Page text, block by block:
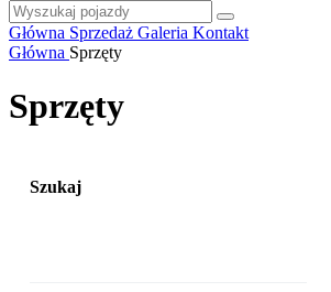
Główna Sprzedaż Galeria Kontakt
Główna Sprzęty
Sprzęty
Szukaj